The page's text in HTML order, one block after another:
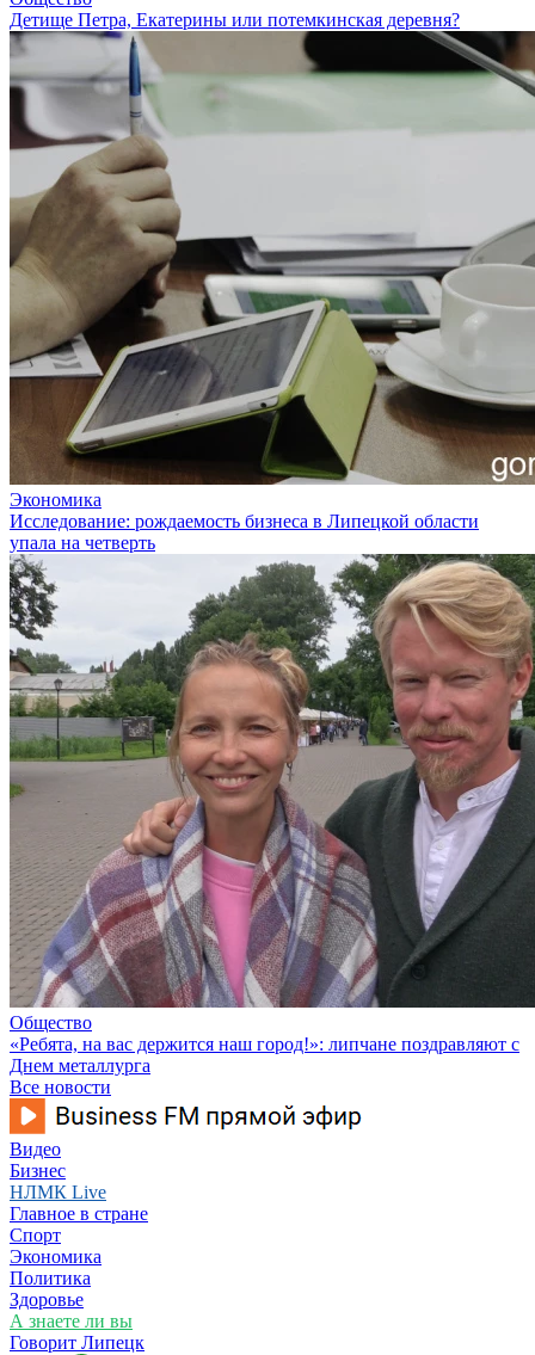
Детище Петра, Екатерины или потемкинская деревня?
Экономика
Исследование: рождаемость бизнеса в Липецкой области
упала на четверть
Общество
«Ребята, на вас держится наш город!»: липчане поздравляют с
Днем металлурга
Все новости
Видео
Бизнес
НЛМК Live
Главное в стране
Спорт
Экономика
Политика
Здоровье
А знаете ли вы
Говорит Липецк